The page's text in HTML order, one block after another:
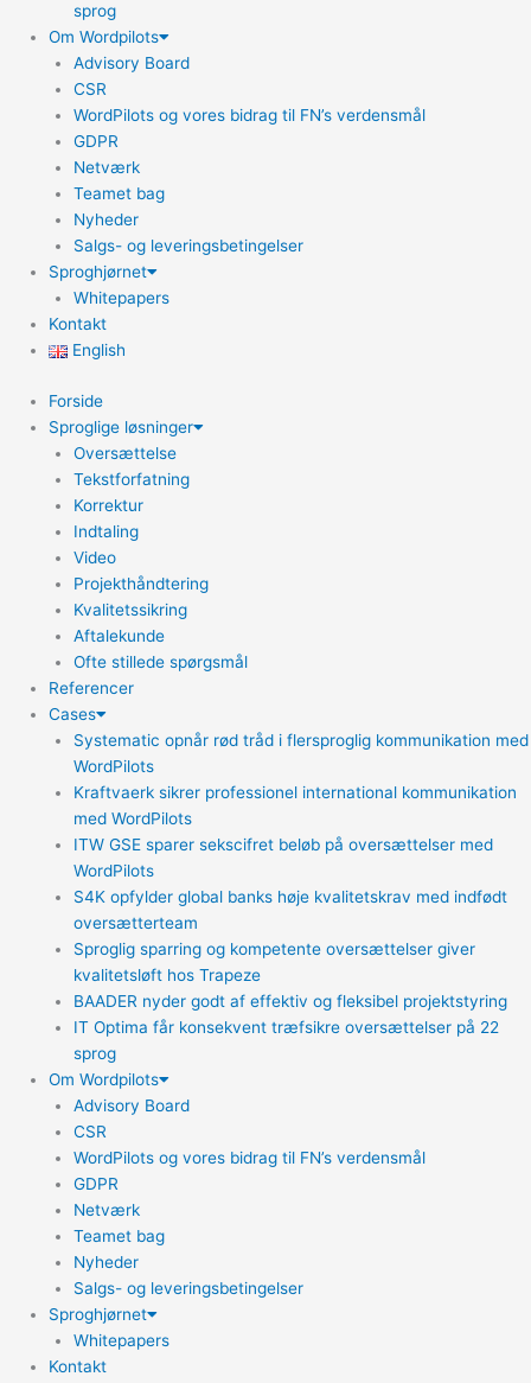
sprog
Om Wordpilots
Advisory Board
CSR
WordPilots og vores bidrag til FN’s verdensmål
GDPR
Netværk
Teamet bag
Nyheder
Salgs- og leveringsbetingelser
Sproghjørnet
Whitepapers
Kontakt
English
Forside
Sproglige løsninger
Oversættelse
Tekstforfatning
Korrektur
Indtaling
Video
Projekthåndtering
Kvalitetssikring
Aftalekunde
Ofte stillede spørgsmål
Referencer
Cases
Systematic opnår rød tråd i flersproglig kommunikation med
WordPilots
Kraftvaerk sikrer professionel international kommunikation
med WordPilots
ITW GSE sparer sekscifret beløb på oversættelser med
WordPilots
S4K opfylder global banks høje kvalitetskrav med indfødt
oversætterteam
Sproglig sparring og kompetente oversættelser giver
kvalitetsløft hos Trapeze
BAADER nyder godt af effektiv og fleksibel projektstyring
IT Optima får konsekvent træfsikre oversættelser på 22
sprog
Om Wordpilots
Advisory Board
CSR
WordPilots og vores bidrag til FN’s verdensmål
GDPR
Netværk
Teamet bag
Nyheder
Salgs- og leveringsbetingelser
Sproghjørnet
Whitepapers
Kontakt